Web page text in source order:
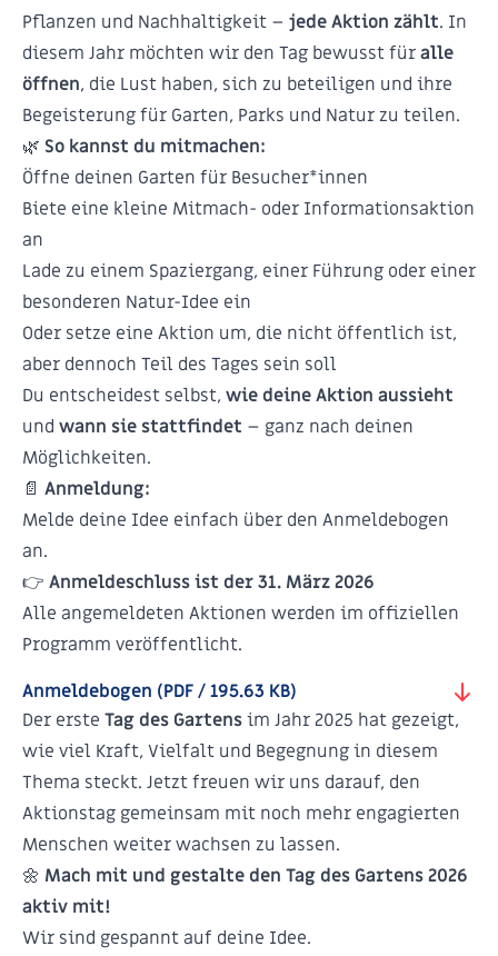
Pflanzen und Nachhaltigkeit – jede Aktion zählt. In
diesem Jahr möchten wir den Tag bewusst füralle
öffnen, die Lust haben, sich zu beteiligen und ihre
Begeisterung für Garten, Parks und Natur zu teilen.
🌿 So kannst du mitmachen:
Öffne deinen Garten für Besucher*innen
Biete eine kleine Mitmach- oder Informationsaktion
an
Lade zu einem Spaziergang, einer Führung oder einer
besonderen Natur-Idee ein
Oder setze eine Aktion um, die nicht öffentlich ist,
aber dennoch Teil des Tages sein soll
Du entscheidest selbst, wie deine Aktion aussieht
und wann sie stattfindet – ganz nach deinen
Möglichkeiten.
📄 Anmeldung:
Melde deine Idee einfach über den Anmeldebogen
an.
👉 Anmeldeschluss ist der 31. März 2026
Alle angemeldeten Aktionen werden im offiziellen
Programm veröffentlicht.
Anmeldebogen (PDF / 195.63 KB)
Der erste Tag des Gartensim Jahr 2025 hat gezeigt,
wie viel Kraft, Vielfalt und Begegnung in diesem
Thema steckt. Jetzt freuen wir uns darauf, den
Aktionstag gemeinsam mit noch mehr engagierten
Menschen weiter wachsen zu lassen.
🌼 Mach mit und gestalte den Tag des Gartens 2026
aktiv mit!
Wir sind gespannt auf deine Idee.